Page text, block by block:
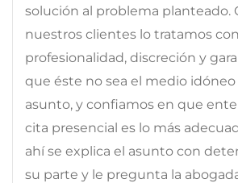
solución al problema planteado.
nuestros clientes lo tratamos
profesionalidad, discreción y
que éste no sea el medio idóneo
asunto, y confiamos en que
cita presencial es lo más
ahí se explica el asunto con
su parte y le pregunta la